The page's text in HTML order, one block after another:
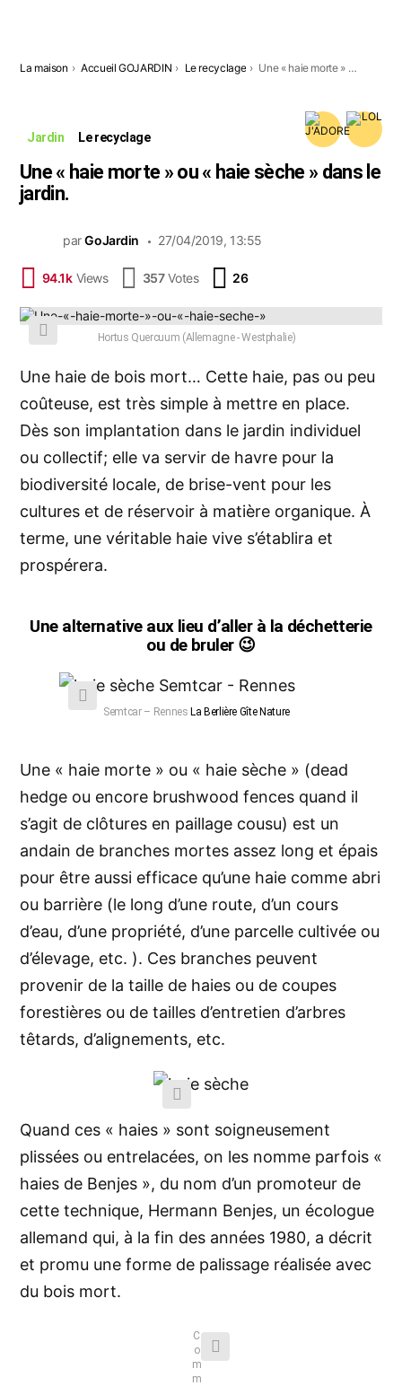
Vous êtes ici:
La maison Accueil GOJARDIN Le recyclage Une « haie morte » ou « haie sèche » dans le jardin.
Jardin Le recyclage
Une « haie morte » ou « haie sèche » dans le
jardin.
par GoJardin 27/04/2019, 13:55
94.1k Views 357 Votes 26
Hortus Quercuum (Allemagne - Westphalie)
Une haie de bois mort… Cette haie, pas ou peu
coûteuse, est très simple à mettre en place.
Dès son implantation dans le jardin individuel
ou collectif; elle va servir de havre pour la
biodiversité locale, de brise-vent pour les
cultures et de réservoir à matière organique. À
terme, une véritable haie vive s’établira et
prospérera.
Une alternative aux lieu d’aller à la déchetterie
ou de bruler 😉
Semtcar – RennesLa Berlière Gîte Nature
Une « haie morte » ou « haie sèche » (dead
hedge ou encore brushwood fences quand il
s’agit de clôtures en paillage cousu) est un
andain de branches mortes assez long et épais
pour être aussi efficace qu’une haie comme abri
ou barrière (le long d’une route, d’un cours
d’eau, d’une propriété, d’une parcelle cultivée ou
d’élevage, etc. ). Ces branches peuvent
provenir de la taille de haies ou de coupes
forestières ou de tailles d’entretien d’arbres
têtards, d’alignements, etc.
Quand ces « haies » sont soigneusement
plissées ou entrelacées, on les nomme parfois «
haies de Benjes », du nom d’un promoteur de
cette technique, Hermann Benjes, un écologue
allemand qui, à la fin des années 1980, a décrit
et promu une forme de palissage réalisée avec
du bois mort.
C
o
m
m